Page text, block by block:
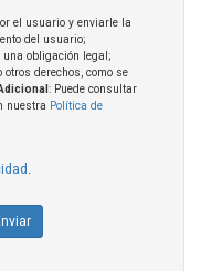
el usuario y enviarle la
del usuario;
una obligación legal;
derechos, como se
: Puede consultar
nuestra Política de